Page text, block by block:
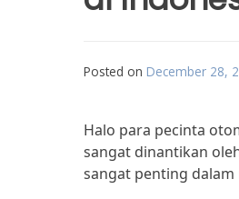
Posted on December 28,
Halo para pecinta
sangat dinantikan
sangat penting